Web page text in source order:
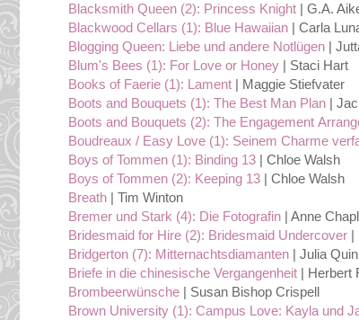
Blacksmith Queen (2): Princess Knight | G.A.
Blackwood Cellars (1): Blue Hawaiian | Carla
Blogging Queen: Liebe und andere Notlügen |
Blum's Bees (1): For Love or Honey | Staci Hart
Books of Faerie (1): Lament | Maggie Stiefvater
Boots and Bouquets (1): The Best Man Plan |
Boots and Bouquets (2): The Engagement
Boudreaux / Easy Love (1): Seinem Charme
Boys of Tommen (1): Binding 13 | Chloe Walsh
Boys of Tommen (2): Keeping 13 | Chloe Walsh
Breath | Tim Winton
Bremer und Stark (4): Die Fotografin | Anne
Bridesmaid for Hire (2): Bridesmaid Undercover |
Bridgerton (7): Mitternachtsdiamanten | Julia
Briefe in die chinesische Vergangenheit | Herbert
Brombeerwünsche | Susan Bishop Crispell
Brown University (1): Campus Love: Kayla und